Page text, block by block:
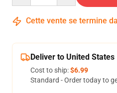
Cette vente se termine
Deliver to United States
Cost to ship:$6.99
Standard - Order today to